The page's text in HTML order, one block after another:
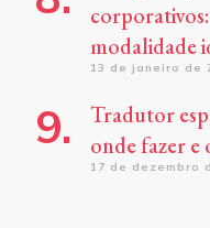
modalidade
13 de janeiro de
Tradutor
onde fazer e
17 de dezembro